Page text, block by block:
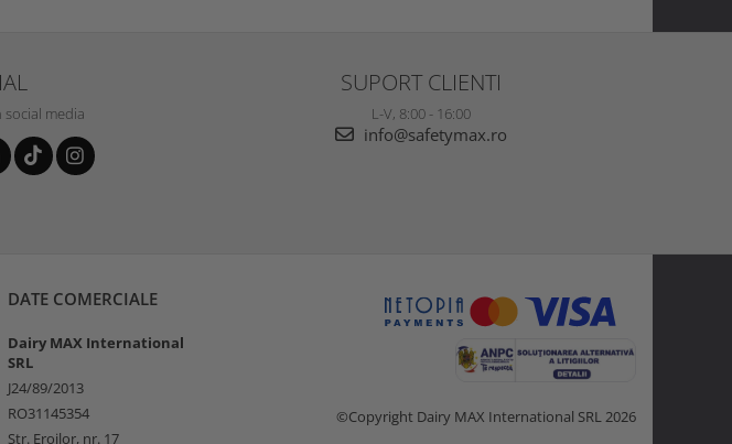
social media
SUPORT CLIENTI
L-V, 8:00 - 16:00
info@safetymax.ro
DATE COMERCIALE
Dairy MAX International
SRL
J24/89/2013
RO31145354
Str. Eroilor, nr. 17
©Copyright Dairy MAX International SRL 2026